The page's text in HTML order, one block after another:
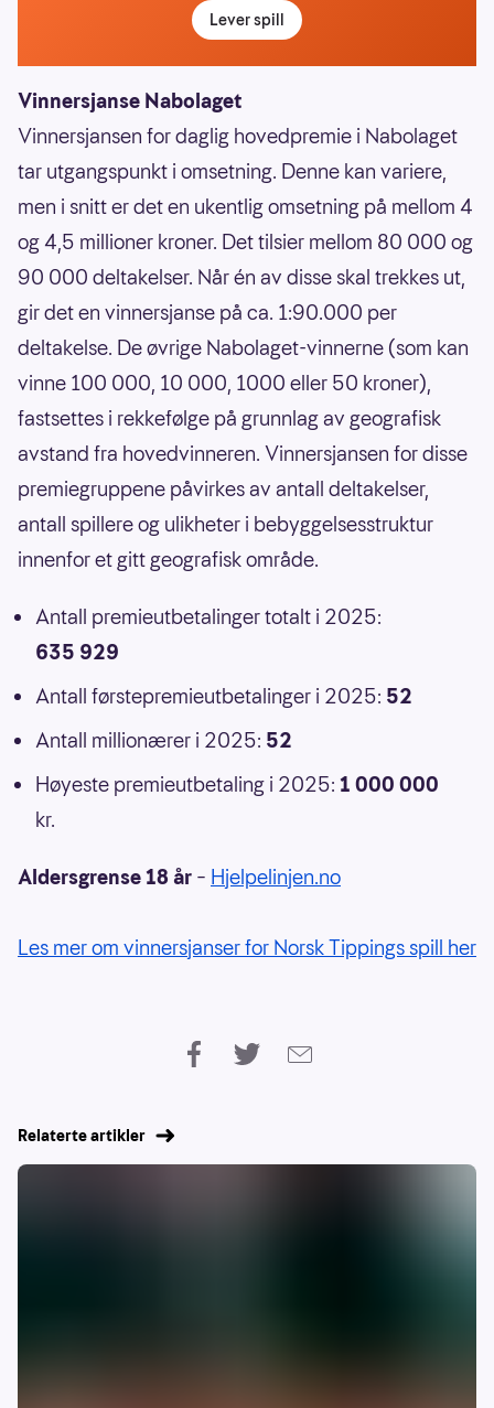
Lever spill
Vinnersjanse Nabolaget
Vinnersjansen for daglig hovedpremie i Nabolaget
tar utgangspunkt i omsetning. Denne kan variere,
men i snitt er det en ukentlig omsetning på mellom 4
og 4,5 millioner kroner. Det tilsier mellom 80 000 og
90 000 deltakelser. Når én av disse skal trekkes ut,
gir det en vinnersjanse på ca. 1:90.000 per
deltakelse. De øvrige Nabolaget-vinnerne (som kan
vinne 100 000, 10 000, 1000 eller 50 kroner),
fastsettes i rekkefølge på grunnlag av geografisk
avstand fra hovedvinneren. Vinnersjansen for disse
premiegruppene påvirkes av antall deltakelser,
antall spillere og ulikheter i bebyggelsesstruktur
innenfor et gitt geografisk område.
Antall premieutbetalinger totalt i 2025:
635 929
Antall førstepremieutbetalinger i 2025: 52
Antall millionærer i 2025: 52
Høyeste premieutbetaling i 2025: 1 000 000
kr.
Aldersgrense 18 år – Hjelpelinjen.no
Les mer om vinnersjanser for Norsk Tippings spill her
Relaterte artikler